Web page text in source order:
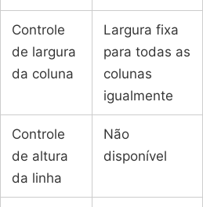
Controle
de largura
da coluna
Largura fixa
para todas as
colunas
igualmente
Controle
de altura
da linha
Não
disponível